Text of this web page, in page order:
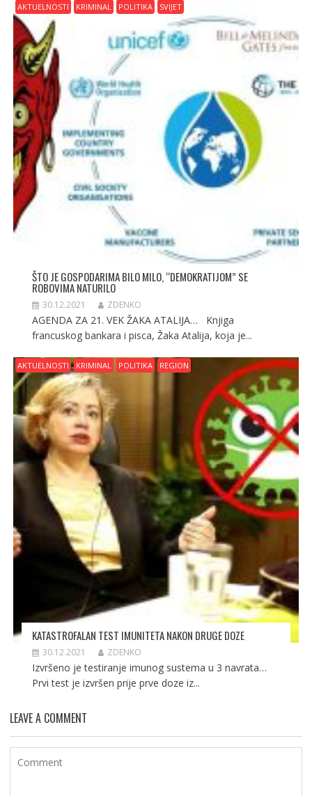
AKTUELNOSTI KRIMINAL POLITIKA SVIJET
ŠTO JE GOSPODARIMA BILO MILO, “DEMOKRATIJOM” SE
ROBOVIMA NATURILO
30.12.2021 ZDENKO
AGENDA ZA 21. VEK ŽAKA ATALIJA… Knjiga
francuskog bankara i pisca, Žaka Atalija, koja je...
AKTUELNOSTI KRIMINAL POLITIKA REGION
KATASTROFALAN TEST IMUNITETA NAKON DRUGE DOZE
30.12.2021 ZDENKO
Izvršeno je testiranje imunog sustema u 3 navrata…
Prvi test je izvršen prije prve doze iz...
LEAVE A COMMENT